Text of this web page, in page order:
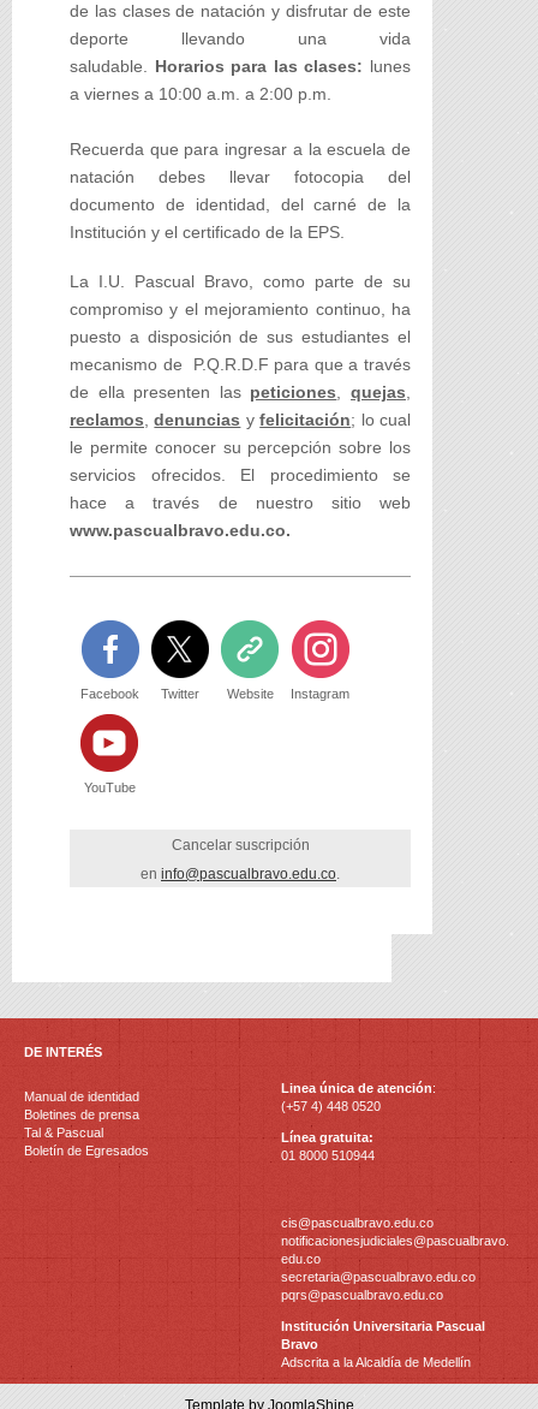
de las clases de natación y disfrutar de este
deporte llevando una vida
saludable. Horarios para las clases: lunes
a viernes a 10:00 a.m. a 2:00 p.m.
Recuerda que para ingresar a la escuela de
natación debes llevar fotocopia del
documento de identidad, del carné de la
Institución y el certificado de la EPS.
La I.U. Pascual Bravo, como parte de su
compromiso y el mejoramiento continuo, ha
puesto a disposición de sus estudiantes el
mecanismo de P.Q.R.D.F para que a través
de ella presenten las peticiones ,quejas
reclamos ,denuncias yfelicitación; lo cual
le permite conocer su percepción sobre los
servicios ofrecidos. El procedimiento se
hace a través de nuestro sitio web
www.pascualbravo.edu.co.
Facebook Twitter Website Instagram
YouTube
Cancelar suscripción
en info@pascualbravo.edu.co.
DE INTERÉS
Manual de identidad
Boletines de prensa
Tal & Pascual
Boletín de Egresados
Linea única de atención:
(+57 4) 448 0520
Línea gratuita:
01 8000 510944
cis@pascualbravo.edu.co
notificacionesjudiciales@pascualbravo.
edu.co
secretaria@pascualbravo.edu.co
pqrs@pascualbravo.edu.co
Institución Universitaria Pascual
Bravo
Adscrita a la Alcaldía de Medellín
Template by JoomlaShine